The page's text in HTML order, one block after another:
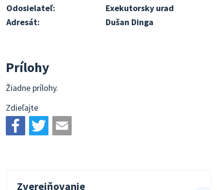
Odosielateľ:
Exekutorsky urad
Adresát:
Dušan Dinga
Prílohy
Žiadne prílohy.
Zdieľajte
Zverejňovanie